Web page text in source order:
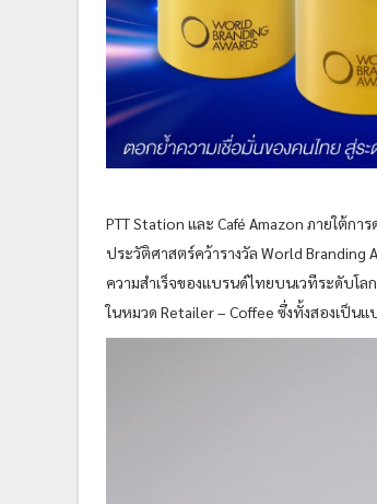
PTT Station และ Café Amazon ภายใต้ก
ประวัติศาสตร์คว้ารางวัล World
ความสำเร็จของแบรนด์ไทยบนเวทีระดับโล
ในหมวด Retailer – Coffee ซึ่งทั้งสองเป็น